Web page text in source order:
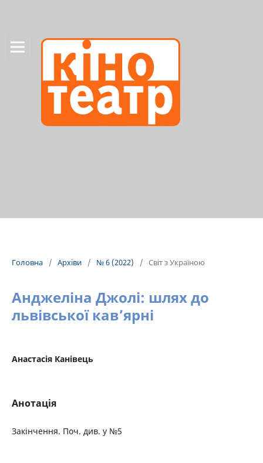
Головна / Архіви / № 6 (2022) / Світ з Україною
Анджеліна Джолі: шлях до
львівської кав’ярні
Анастасія Канівець
Анотація
Закінчення. Поч. див. у №5